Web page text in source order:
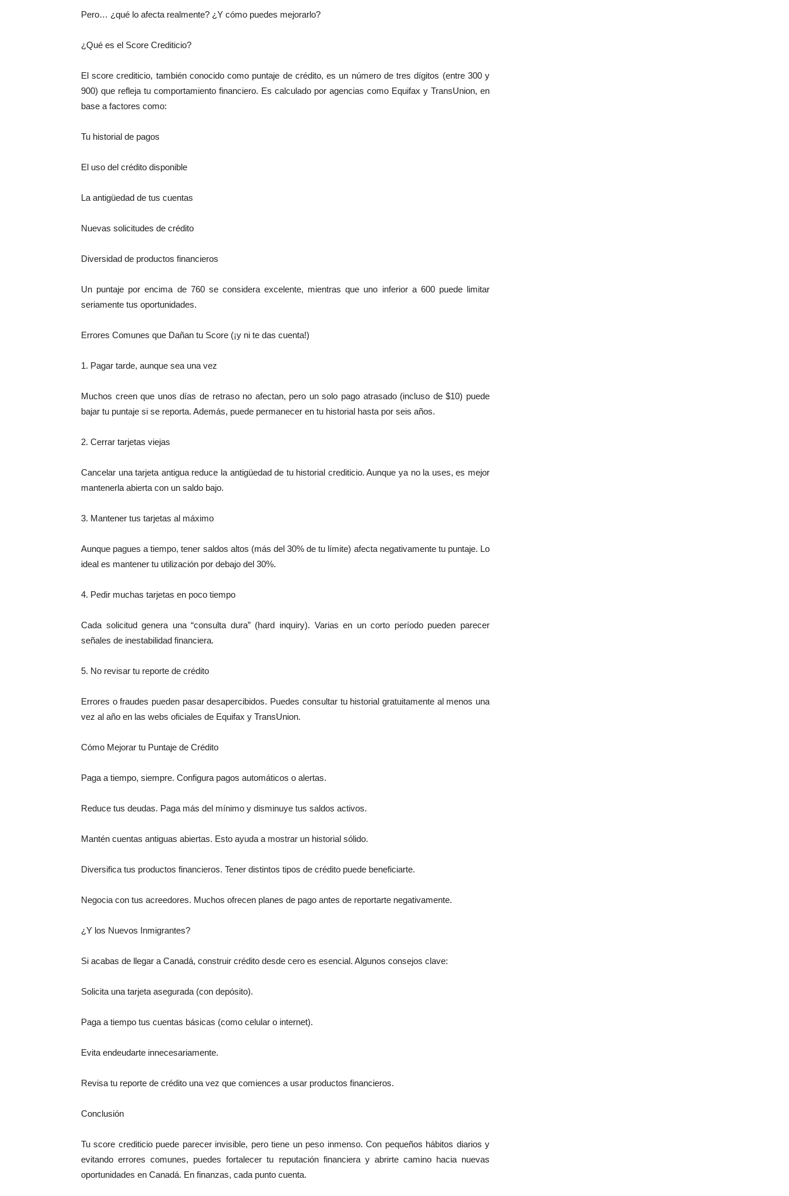
Pero… ¿qué lo afecta realmente? ¿Y cómo puedes mejorarlo?
¿Qué es el Score Crediticio?
El score crediticio, también conocido como puntaje de crédito, es un número de tres dígitos (entre 300 y
900) que refleja tu comportamiento financiero. Es calculado por agencias como Equifax y TransUnion, en
base a factores como:
Tu historial de pagos
El uso del crédito disponible
La antigüedad de tus cuentas
Nuevas solicitudes de crédito
Diversidad de productos financieros
Un puntaje por encima de 760 se considera excelente, mientras que uno inferior a 600 puede limitar
seriamente tus oportunidades.
Errores Comunes que Dañan tu Score (¡y ni te das cuenta!)
1. Pagar tarde, aunque sea una vez
Muchos creen que unos días de retraso no afectan, pero un solo pago atrasado (incluso de $10) puede
bajar tu puntaje si se reporta. Además, puede permanecer en tu historial hasta por seis años.
2. Cerrar tarjetas viejas
Cancelar una tarjeta antigua reduce la antigüedad de tu historial crediticio. Aunque ya no la uses, es mejor
mantenerla abierta con un saldo bajo.
3. Mantener tus tarjetas al máximo
Aunque pagues a tiempo, tener saldos altos (más del 30% de tu límite) afecta negativamente tu puntaje. Lo
ideal es mantener tu utilización por debajo del 30%.
4. Pedir muchas tarjetas en poco tiempo
Cada solicitud genera una “consulta dura” (hard inquiry). Varias en un corto período pueden parecer
señales de inestabilidad financiera.
5. No revisar tu reporte de crédito
Errores o fraudes pueden pasar desapercibidos. Puedes consultar tu historial gratuitamente al menos una
vez al año en las webs oficiales de Equifax y TransUnion.
Cómo Mejorar tu Puntaje de Crédito
Paga a tiempo, siempre. Configura pagos automáticos o alertas.
Reduce tus deudas. Paga más del mínimo y disminuye tus saldos activos.
Mantén cuentas antiguas abiertas. Esto ayuda a mostrar un historial sólido.
Diversifica tus productos financieros. Tener distintos tipos de crédito puede beneficiarte.
Negocia con tus acreedores. Muchos ofrecen planes de pago antes de reportarte negativamente.
¿Y los Nuevos Inmigrantes?
Si acabas de llegar a Canadá, construir crédito desde cero es esencial. Algunos consejos clave:
Solicita una tarjeta asegurada (con depósito).
Paga a tiempo tus cuentas básicas (como celular o internet).
Evita endeudarte innecesariamente.
Revisa tu reporte de crédito una vez que comiences a usar productos financieros.
Conclusión
Tu score crediticio puede parecer invisible, pero tiene un peso inmenso. Con pequeños hábitos diarios y
evitando errores comunes, puedes fortalecer tu reputación financiera y abrirte camino hacia nuevas
oportunidades en Canadá. En finanzas, cada punto cuenta.